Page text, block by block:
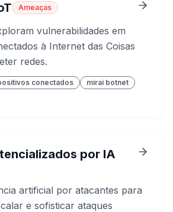
Ameaças
vulnerabilidades em
à Internet das Coisas
redes.
conectados
mirai botnet
por IA
artificial por atacantes para
e sofisticar ataques